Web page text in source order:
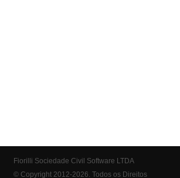
Fiorilli Sociedade Civil Software LTDA
© Copyright 2012-2026. Todos os Direitos